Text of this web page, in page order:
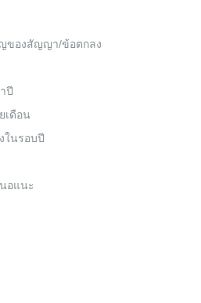
ของสัญญา/ข้อตกลง
ปี
เดือน
ในรอบปี
อแนะ